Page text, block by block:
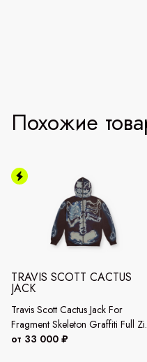
Похожие
TRAVIS SCOTT CACTUS
JACK
Travis Scott Cactus Jack For
Fragment Skeleton Graffiti Full
Hoodie "Multi"
от 33 000 ₽